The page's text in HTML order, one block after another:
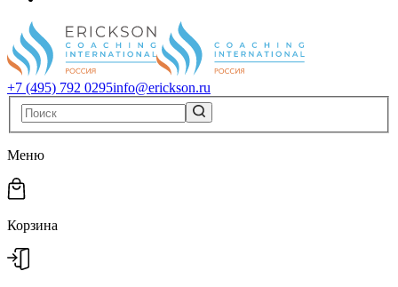
+7 (495) 792 0295info@erickson.ru
Меню
Корзина